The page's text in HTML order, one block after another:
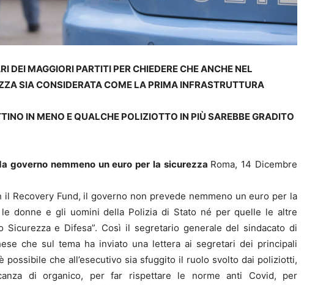
DEI MAGGIORI PARTITI PER CHIEDERE CHE ANCHE NEL
SIA CONSIDERATA COME LA PRIMA INFRASTRUTTURA
IN MENO E QUALCHE POLIZIOTTO IN PIÙ SAREBBE GRADITO
governo nemmeno un euro per la sicurezza Roma, 14 Dicembre
il Recovery Fund, il governo non prevede nemmeno un euro per la
donne e gli uomini della Polizia di Stato né per quelle le altre
Sicurezza e Difesa”. Così il segretario generale del sindacato di
che sul tema ha inviato una lettera ai segretari dei principali
possibile che all’esecutivo sia sfuggito il ruolo svolto dai poliziotti,
di organico, per far rispettare le norme anti Covid, per